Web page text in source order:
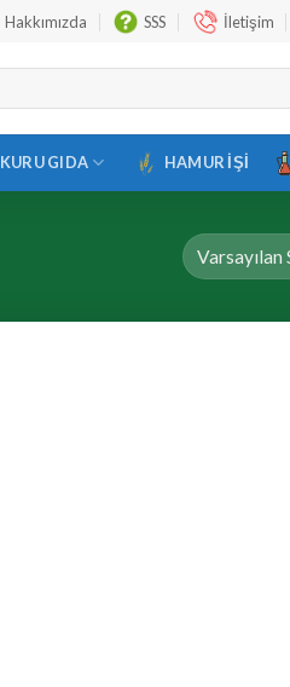
Hakkımızda SSS İletişim
KURU GIDA HAMUR İŞI